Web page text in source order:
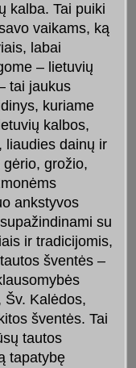
kalba. Tai puiki
vaikams, ką
labai
– lietuvių
tai jaukus
kuriame
kalbos,
liaudies dainų ir
grožio,
ankstyvos
su
ir tradicijomis,
šventės –
Šv. Kalėdos,
šventės. Tai
tautos
tapatybę